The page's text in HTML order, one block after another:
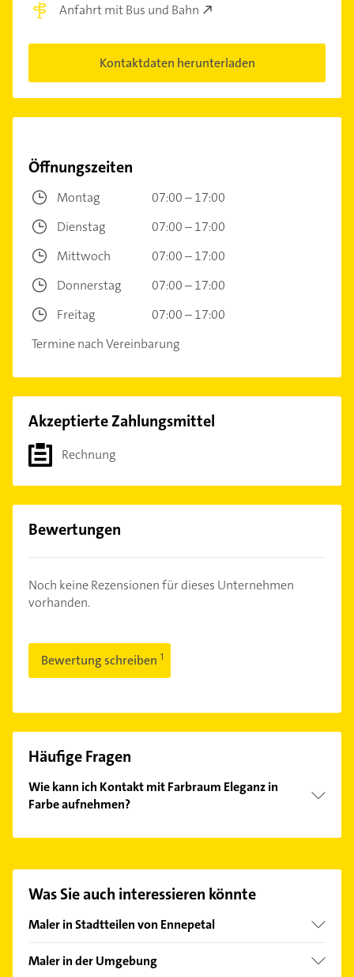
Anfahrt mit Bus und Bahn
Kontaktdaten herunterladen
Öffnungszeiten
Montag
07:00 – 17:00
Dienstag
07:00 – 17:00
Mittwoch
07:00 – 17:00
Donnerstag
07:00 – 17:00
Freitag
07:00 – 17:00
Termine nach Vereinbarung
Akzeptierte Zahlungsmittel
Rechnung
Bewertungen
Noch keine Rezensionen für dieses Unternehmen
vorhanden.
Bewertung schreiben
Häufige Fragen
Wie kann ich Kontakt mit Farbraum Eleganz in
Farbe aufnehmen?
finden Sie alleKontaktdaten.
Was Sie auch interessieren könnte
Maler in Stadtteilen von Ennepetal
Altenvoerde
Maler in der Umgebung